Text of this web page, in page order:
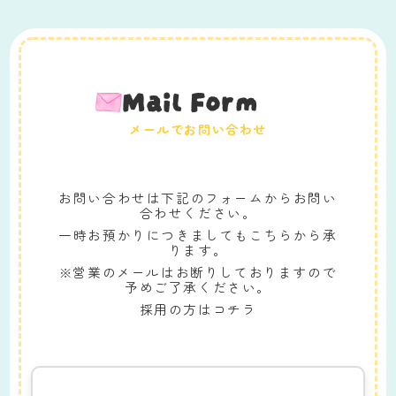
Mail Form
メールでお問い合わせ
お問い合わせは下記のフォームからお問い
合わせください。
一時お預かりにつきましてもこちらから承
ります。
※営業のメールはお断りしておりますので
予めご了承ください。
採用の方はコチラ